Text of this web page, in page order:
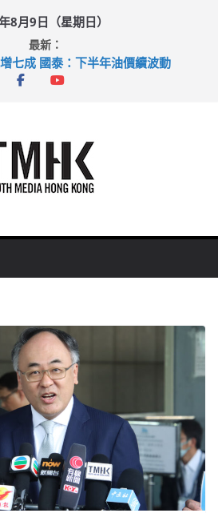
8月9日（星期日）
最新：
七成 國泰：下半年油價續波動
賽挫維拉 啟德主場館奪錦標